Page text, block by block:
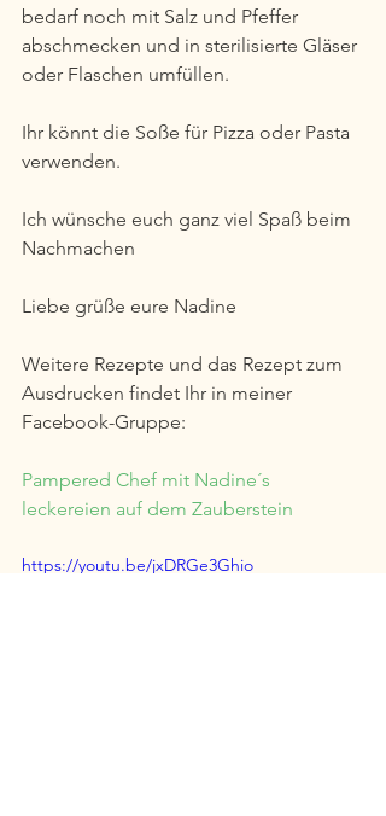
bedarf noch mit Salz und Pfeffer
abschmecken und in sterilisierte Gläser
oder Flaschen umfüllen.
Ihr könnt die Soße für Pizza oder Pasta
verwenden.
Ich wünsche euch ganz viel Spaß beim
Nachmachen
Liebe grüße eure Nadine
Weitere Rezepte und das Rezept zum
Ausdrucken findet Ihr in meiner
Facebook-Gruppe:
Pampered Chef mit Nadine´s
leckereien auf dem Zauberstein
https://youtu.be/jxDRGe3Ghio